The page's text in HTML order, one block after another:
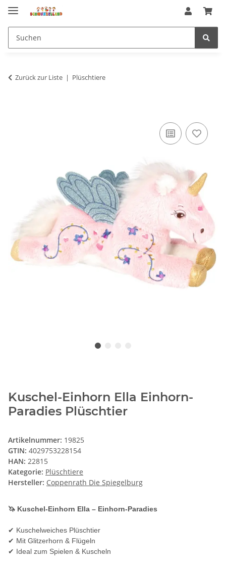
Zurück zur Liste Plüschtiere
Kuschel-Einhorn Ella Einhorn-
Paradies Plüschtier
Artikelnummer: 19825
GTIN: 4029753228154
HAN: 22815
Kategorie: Plüschtiere
Hersteller: Coppenrath Die Spiegelburg
🦄 Kuschel-Einhorn Ella – Einhorn-Paradies
✔ Kuschelweiches Plüschtier
✔ Mit Glitzerhorn & Flügeln
✔ Ideal zum Spielen & Kuscheln